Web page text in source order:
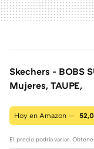
Skechers - BOBS
Mujeres, TAUPE,
Hoy en Amazon —
El precio podría variar.